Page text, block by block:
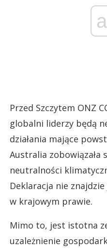
Przed Szczytem ONZ
globalni liderzy będą
działania mające
Australia zobowiązała
neutralności
Deklaracja nie
w krajowym prawie.
Mimo to, jest istotna
uzależnienie